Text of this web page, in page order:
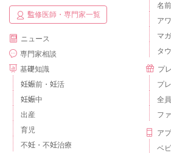
監修医師・専門家一覧
ニュース
専門家相談
基礎知識
妊娠前・妊活
妊娠中
出産
育児
不妊・不妊治療
名
ア
マ
タ
プ
プ
全
フ
ア
ベ